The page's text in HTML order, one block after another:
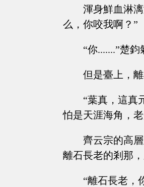
渾身鮮血淋
么，你咬我啊？”
“你.......”楚鈞
但是臺上，
“葉真，這真
怕是天涯海角，
齊云宗的高
離石長老的剎那，
“離石長老，